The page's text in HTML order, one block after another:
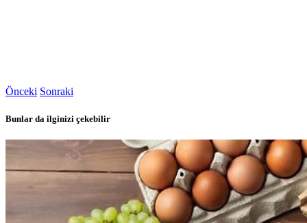
Önceki Sonraki
Bunlar da ilginizi çekebilir